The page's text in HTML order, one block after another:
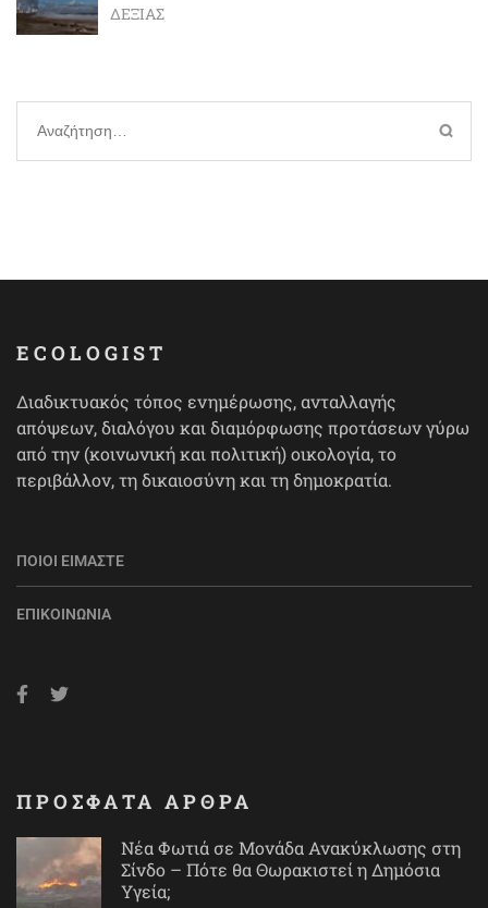
ΔΕΞΙΆΣ
Αναζήτηση
για:
ECOLOGIST
Διαδικτυακός τόπος ενημέρωσης, ανταλλαγής
απόψεων, διαλόγου και διαμόρφωσης προτάσεων γύρω
από την (κοινωνική και πολιτική) οικολογία, το
περιβάλλον, τη δικαιοσύνη και τη δημοκρατία.
ΠΟΙΟΙ ΕΊΜΑΣΤΕ
ΕΠΙΚΟΙΝΩΝΊΑ
ΠΡΟΣΦΑΤΑ ΑΡΘΡΑ
Νέα Φωτιά σε Μονάδα Ανακύκλωσης στη
Σίνδο – Πότε θα Θωρακιστεί η Δημόσια
Υγεία;